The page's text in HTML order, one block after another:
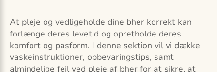
At pleje og vedligeholde dine bher korrekt kan
forlænge deres levetid og opretholde deres
komfort og pasform. I denne sektion vil vi dække
vaskeinstruktioner, opbevaringstips, samt
almindelige fejl ved pleje af bher for at sikre, at